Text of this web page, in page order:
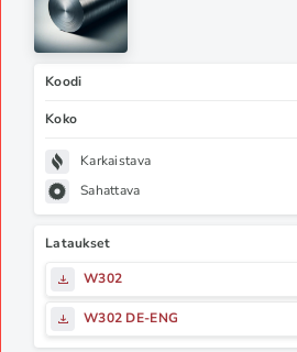
Koodi
Koko
Karkaistava
Sahattava
Lataukset
W302
W302 DE-ENG